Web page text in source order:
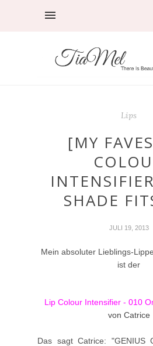
Lips
[MY
SHADE
JULI 19, 2013
Mein absoluter Lieblings-
ist der
Lip Colour Intensifier - 010
von Catrice
Das sagt Catrice: "GENIUS